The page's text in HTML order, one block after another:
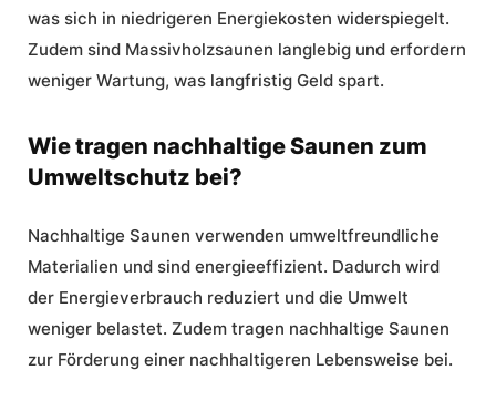
was sich in niedrigeren Energiekosten widerspiegelt.
Zudem sind Massivholzsaunen langlebig und erfordern
weniger Wartung, was langfristig Geld spart.
Wie tragen nachhaltige Saunen zum
Umweltschutz bei?
Nachhaltige Saunen verwenden umweltfreundliche
Materialien und sind energieeffizient. Dadurch wird
der Energieverbrauch reduziert und die Umwelt
weniger belastet. Zudem tragen nachhaltige Saunen
zur Förderung einer nachhaltigeren Lebensweise bei.